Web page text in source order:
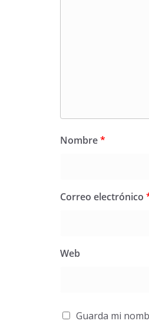
Nombre*
Correo electrónico
Web
Guarda mi